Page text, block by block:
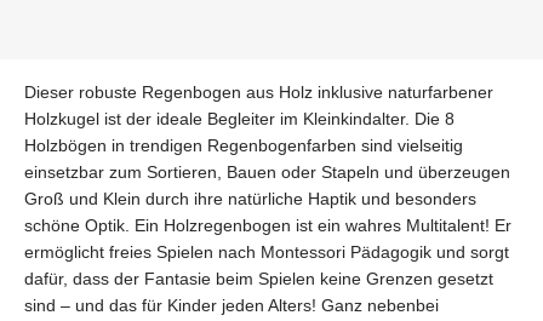
Dieser robuste Regenbogen aus Holz inklusive naturfarbener
Holzkugel ist der ideale Begleiter im Kleinkindalter. Die 8
Holzbögen in trendigen Regenbogenfarben sind vielseitig
einsetzbar zum Sortieren, Bauen oder Stapeln und überzeugen
Groß und Klein durch ihre natürliche Haptik und besonders
schöne Optik. Ein Holzregenbogen ist ein wahres Multitalent! Er
ermöglicht freies Spielen nach Montessori Pädagogik und sorgt
dafür, dass der Fantasie beim Spielen keine Grenzen gesetzt
sind – und das für Kinder jeden Alters! Ganz nebenbei